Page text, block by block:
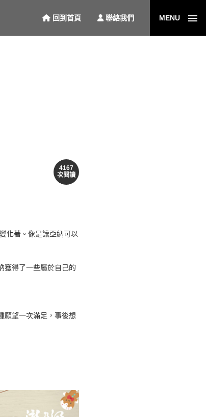
回到首頁 聯絡我們 MENU
4167
次閱讀
化著。像是讓亞納可以
獲得了一些屬於自己的
願望一次滿足，事後想